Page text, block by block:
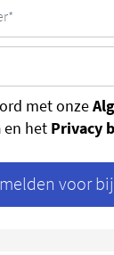
met onze
en het Privacy
voor